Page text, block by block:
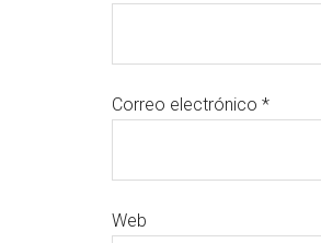
Correo electrónico *
Web